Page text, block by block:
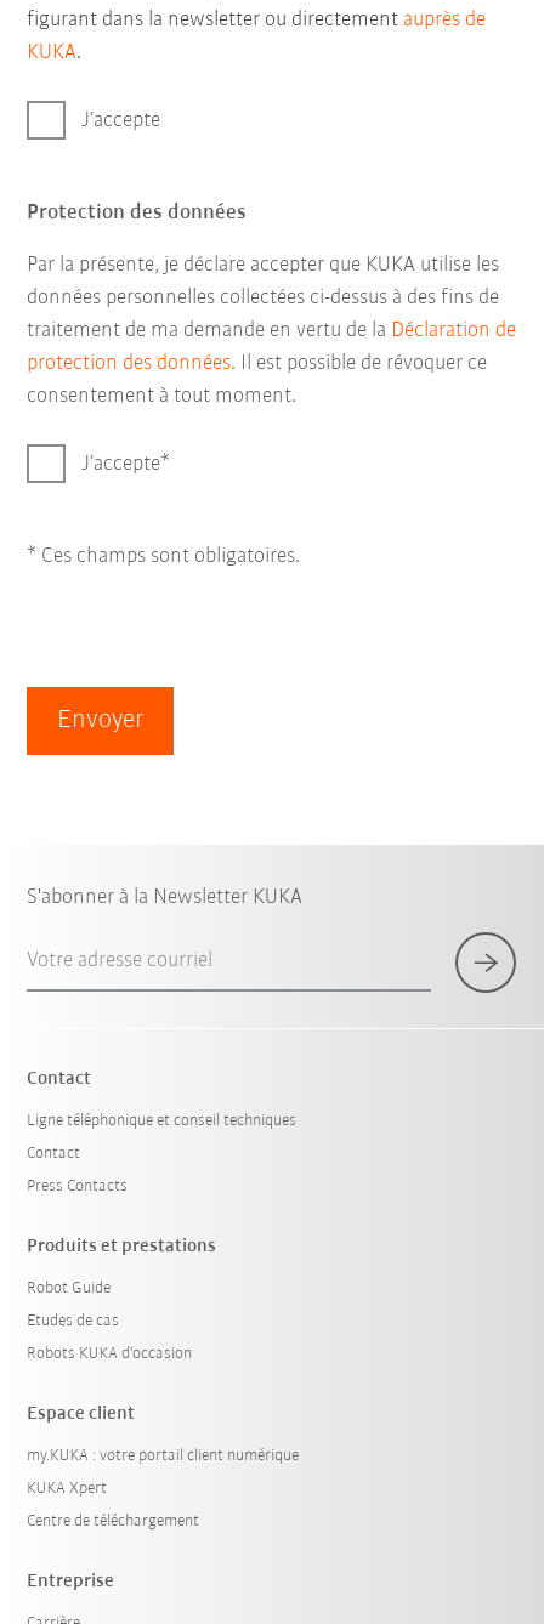
figurant dans la newsletter ou directement auprès de
KUKA.
J’accepte
Protection des données
Par la présente, je déclare accepter que KUKA utilise les
données personnelles collectées ci-dessus à des fins de
traitement de ma demande en vertu de la Déclaration de
protection des données. Il est possible de révoquer ce
consentement à tout moment.
J’accepte
* Ces champs sont obligatoires.
Envoyer
S'abonner à la Newsletter KUKA
Votre adresse courriel
Contact
Ligne téléphonique et conseil techniques
Contact
Press Contacts
Produits et prestations
Robot Guide
Etudes de cas
Robots KUKA d'occasion
Espace client
my.KUKA : votre portail client numérique
KUKA Xpert
Centre de téléchargement
Entreprise